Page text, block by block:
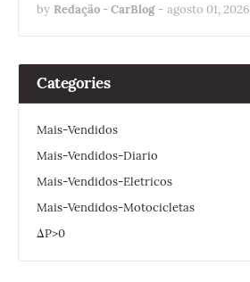
by Redação - CarBlog - agosto 01, 2026
Categories
Mais-Vendidos
Mais-Vendidos-Diario
Mais-Vendidos-Eletricos
Mais-Vendidos-Motocicletas
ΔP>0